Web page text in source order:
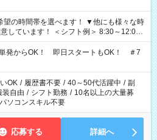
帯を選べます！ ▼他にも様々な時
しています！ ＜シフト例＞ 8:30～12:00
22:00 22:00～翌6:00 など
発からOK！ 即日スタートもOK！ ＃7
OK / 履歴書不要 / 40～50代活躍中 / 副
装自由 / シフト勤務 / 10名以上の大量募
パソコンスキル不要
応募する 詳細へ